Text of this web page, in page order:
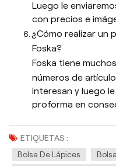
Luego le
con precios e
¿Cómo realizar un
Foska?
Foska tiene
números de
interesan y luego
proforma en
ETIQUETAS :
Bolsa De Lápices